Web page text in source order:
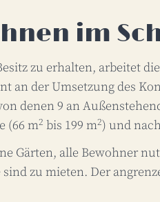
im
zu erhalten, arbeitet
an der Umsetzung des
denen 9 an
(66 m2 bis 199 m2) und
Gärten, alle Bewohner
zu mieten. Der